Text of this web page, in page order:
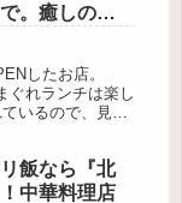
。癒しの空
したお店。
ぐれランチは楽し
いるので、見た
飯なら『北
中華料理店